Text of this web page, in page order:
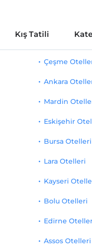
Kış Tatili
Çeşme
Ankara
Mardin
Eskişehir
Bursa Otelleri
Lara Otelleri
Kayseri
Bolu Otelleri
Edirne
Assos Otelleri